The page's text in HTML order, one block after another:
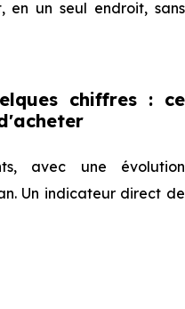
en un seul endroit, sans
chiffres : ce
avec une évolution
Un indicateur direct de